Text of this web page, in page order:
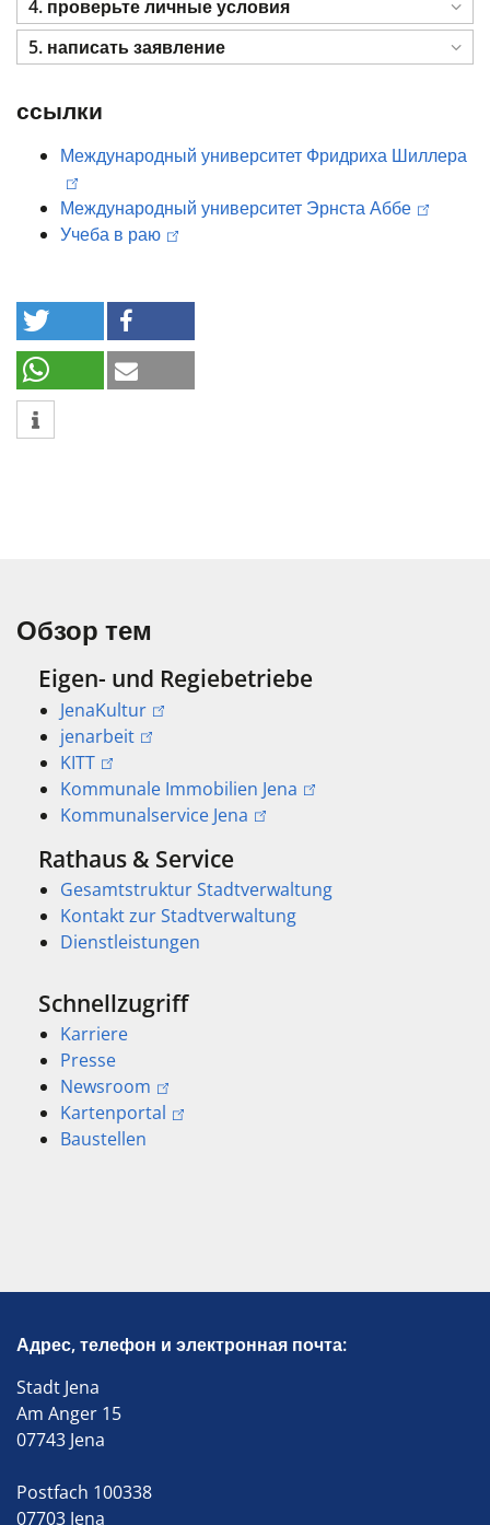
4. проверьте личные условия
5. написать заявление
ссылки
Международный университет Фридриха Шиллера
Международный университет Эрнста Аббе
Учеба в раю
Обзор тем
Eigen- und Regiebetriebe
JenaKultur
jenarbeit
KITT
Kommunale Immobilien Jena
Kommunalservice Jena
Rathaus & Service
Gesamtstruktur Stadtverwaltung
Kontakt zur Stadtverwaltung
Dienstleistungen
Schnellzugriff
Karriere
Presse
Newsroom
Kartenportal
Baustellen
Адрес, телефон и электронная почта:
Stadt Jena
Am Anger 15
07743 Jena
Postfach 100338
07703 Jena